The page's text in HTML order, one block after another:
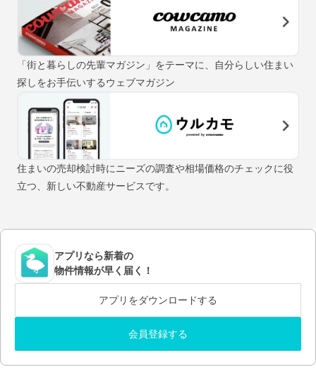
「街と暮らしの先輩マガジン」をテーマに、自分らしい住まい
探しをお手伝いするウェブマガジン
住まいの売却検討時にニーズの調査や相場価格のチェックに役
立つ、新しい不動産サービスです。
アプリなら新着の
物件情報が早く届く！
アプリをダウンロードする
会員登録する